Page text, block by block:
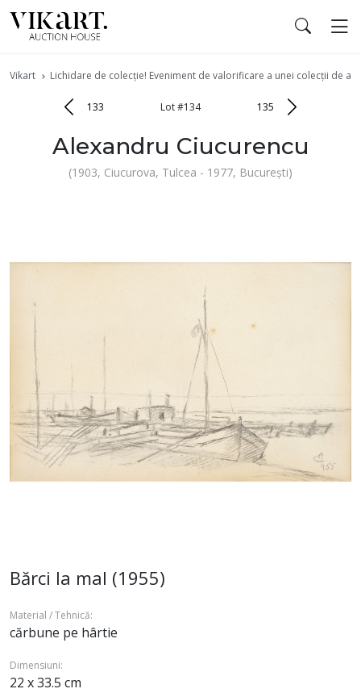
Vikart Lichidare de colecție! Eveniment de valorificare a unei colecții de
133 Lot #134 135
Alexandru Ciucurencu
(1903, Ciucurova, Tulcea - 1977, București)
Bărci la mal (1955)
Material / Tehnică:
cărbune pe hârtie
Dimensiuni:
22 x 33.5 cm